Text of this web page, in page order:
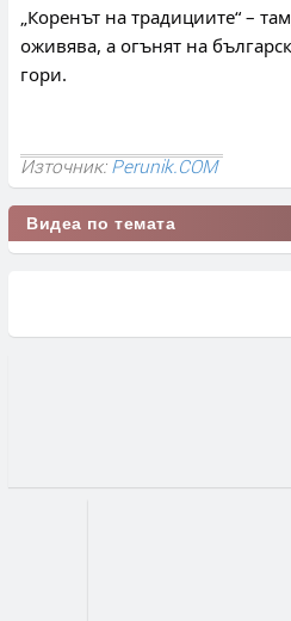
„Коренът на традициите“ –
оживява, а огънят на
гори.
Източник:Perunik.COM
Видеа по темата